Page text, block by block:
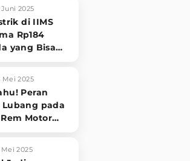
Juni 2025
di IIMS
Rp184
yang Bisa
Gak
Mei 2025
Peran
pada
Motor
Mei 2025